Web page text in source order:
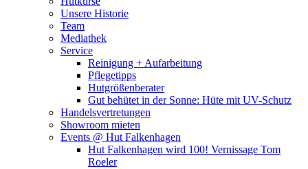
Unsere Historie
Team
Mediathek
Service
Reinigung + Aufarbeitung
Pflegetipps
Hutgrößenberater
Gut behütet in der Sonne: Hüte mit UV-Schutz
Handelsvertretungen
Showroom mieten
Events @ Hut Falkenhagen
Hut Falkenhagen wird 100! Vernissage Tom
Roeler